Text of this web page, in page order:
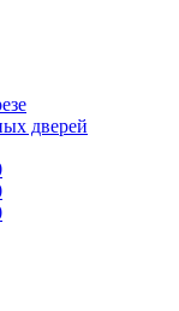
дверей